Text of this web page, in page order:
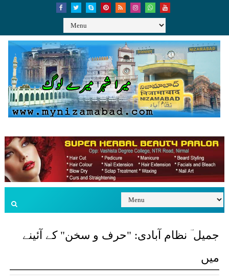
جمیل ؔ نظام آبادی: "حرف و سخن" کے آئینے
میں